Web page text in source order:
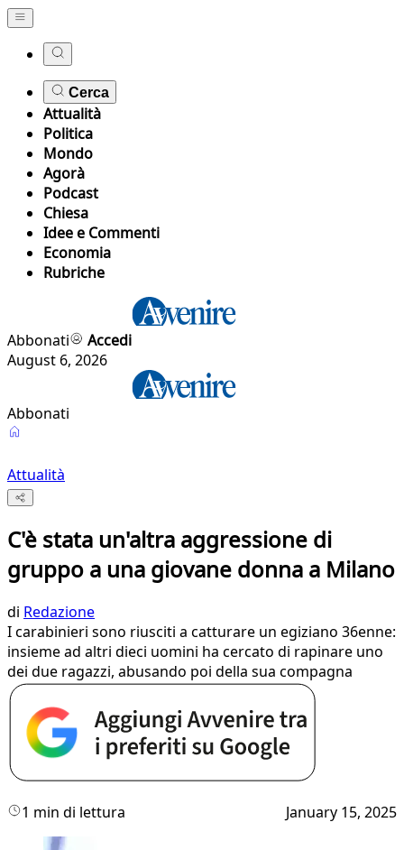
Cerca
Attualità
Politica
Mondo
Agorà
Podcast
Chiesa
Idee e Commenti
Economia
Rubriche
Abbonati
Accedi
August 6, 2026
Abbonati
Attualità
C'è stata un'altra aggressione di
gruppo a una giovane donna a Milano
di Redazione
I carabinieri sono riusciti a catturare un egiziano 36enne:
insieme ad altri dieci uomini ha cercato di rapinare uno
dei due ragazzi, abusando poi della sua compagna
1 min di lettura January 15, 2025